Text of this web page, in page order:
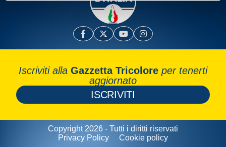
Iscriviti alla Gazzetta Tricolore per tenerti
aggiornato
ISCRIVITI
Copyright 2026 - Tutti i diritti riservati
Privacy Policy
Cookie policy